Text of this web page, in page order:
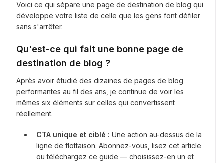
Voici ce qui sépare une page de destination de blog qui
développe votre liste de celle que les gens font défiler
sans s'arrêter.
Qu'est-ce qui fait une bonne page de
destination de blog ?
Après avoir étudié des dizaines de pages de blog
performantes au fil des ans, je continue de voir les
mêmes six éléments sur celles qui convertissent
réellement.
CTA unique et ciblé : Une action au-dessus de la
ligne de flottaison. Abonnez-vous, lisez cet article
ou téléchargez ce guide — choisissez-en un et